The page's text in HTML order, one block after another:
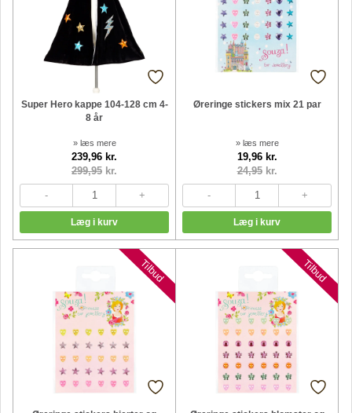
Super Hero kappe 104-128 cm 4-
8 år
» læs mere
239,96 kr.
299,95 kr.
Øreringe stickers mix 21 par
» læs mere
19,96 kr.
24,95kr.
Tilbud Tilbud